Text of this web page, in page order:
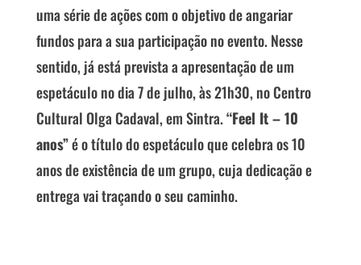
uma série de ações com o objetivo de angariar
fundos para a sua participação no evento. Nesse
sentido, já está prevista a apresentação de um
espetáculo no dia 7 de julho, às 21h30, no Centro
Cultural Olga Cadaval, em Sintra.“Feel It – 10
anos”é o título do espetáculo que celebra os 10
anos de existência de um grupo, cuja dedicação e
entrega vai traçando o seu caminho.